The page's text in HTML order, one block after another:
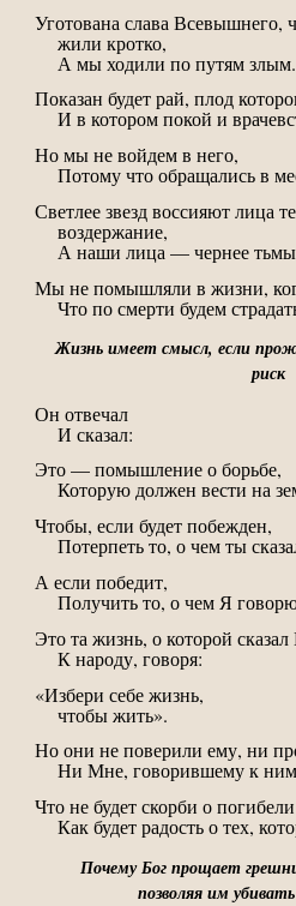
Уготована слава Всевышнего,
жили кротко,
А мы ходили по путям злым.
Показан будет рай, плод
И в котором покой и
Но мы не войдем в него,
Потому что обращались в
Светлее звезд воссияют лица
воздержание,
А наши лица — чернее
Мы не помышляли в жизни,
Что по смерти будем
Жизнь имеет смысл, если
риск
Он отвечал
И сказал:
Это — помышление о борьбе,
Которую должен вести на
Чтобы, если будет побежден,
Потерпеть то, о чем ты
А если победит,
Получить то, о чем Я
Это та жизнь, о которой
К народу, говоря:
«Избери себе жизнь,
чтобы жить».
Но они не поверили ему, ни
Ни Мне, говорившему к
Что не будет скорби о
Как будет радость о тех,
Почему Бог прощает
позволяя им